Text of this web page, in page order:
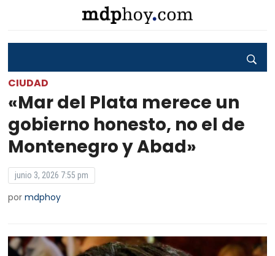
CIUDAD
«Mar del Plata merece un
gobierno honesto, no el de
Montenegro y Abad»
junio 3, 2026 7:55 pm
pormdphoy